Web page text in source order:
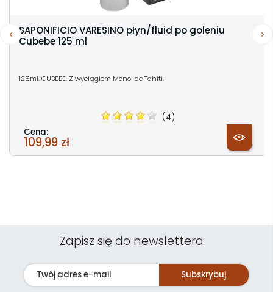
SAPONIFICIO VARESINO płyn/fluid po goleniu
Cubebe 125 ml
125ml. CUBEBE. Z wyciągiem Monoi de Tahiti.
(4)
Cena:
109,99 zł
Zapisz się do newslettera
Subskrybuj